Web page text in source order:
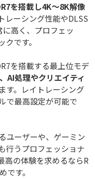
を搭載し4K～8K解像
レーシング性能やDLSS
高く、プロフェッ
です。
を搭載する最上位モデ
AI処理やクリエイティ
す。レイトレーシング
で最高設定が可能で
ユーザーや、ゲーミン
行うプロフェッショナ
高の体験を求めるならR
です。